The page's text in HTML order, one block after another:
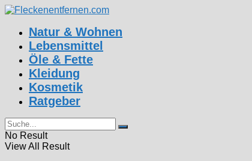
Natur & Wohnen
Lebensmittel
Öle & Fette
Kleidung
Kosmetik
Ratgeber
No Result
View All Result